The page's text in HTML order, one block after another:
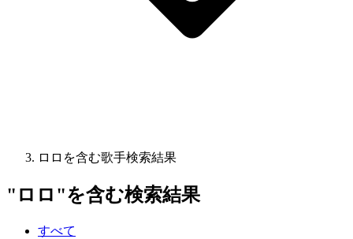
ロロを含む歌手検索結果
" ロロ "を含む検索結果
すべて